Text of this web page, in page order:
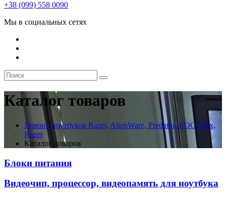
+38 (099) 558 0090
Мы в социальных сетях
Каталог товаров
Ремонт ноутбуков Razer, AlienWare, Predator, ROG Strix,
Razer
Каталог товаров
Блоки питания
Видеочип, процессор, видеопамять для ноутбука